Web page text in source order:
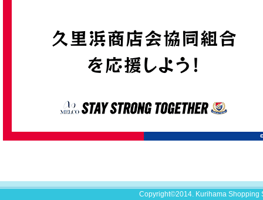
Copyright©2014. Kurihama